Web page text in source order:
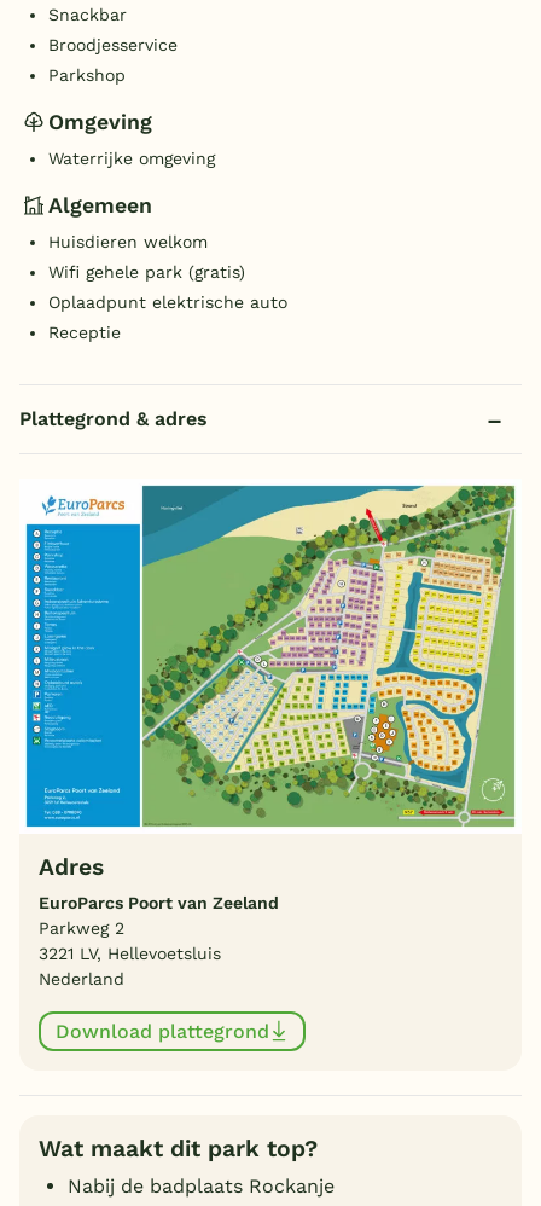
Snackbar
Broodjesservice
Parkshop
Omgeving
Waterrijke omgeving
Algemeen
Huisdieren welkom
Wifi gehele park (gratis)
Oplaadpunt elektrische auto
Receptie
Plattegrond & adres
Adres
EuroParcs Poort van Zeeland
Parkweg 2
3221 LV, Hellevoetsluis
Nederland
Download plattegrond
Wat maakt dit park top?
Nabij de badplaats Rockanje